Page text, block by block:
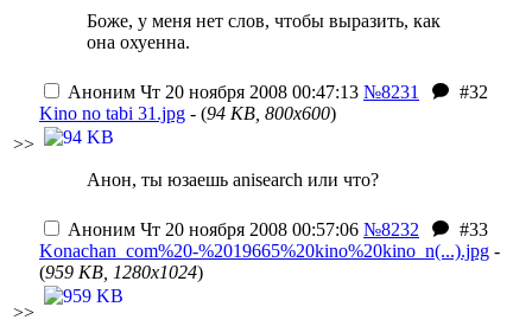
Боже, у меня нет слов, чтобы выразить, как
она охуенна.
>>
Аноним Чт 20 ноября 2008 00:47:13 №8231
#32
Kino no tabi 31.jpg - (94 KB, 800x600)
Анон, ты юзаешь anisearch или что?
>>
Аноним Чт 20 ноября 2008 00:57:06 №8232
#33
Konachan_com%20-%2019665%20kino%20kino_n(...).jpg -
(959 KB, 1280x1024)